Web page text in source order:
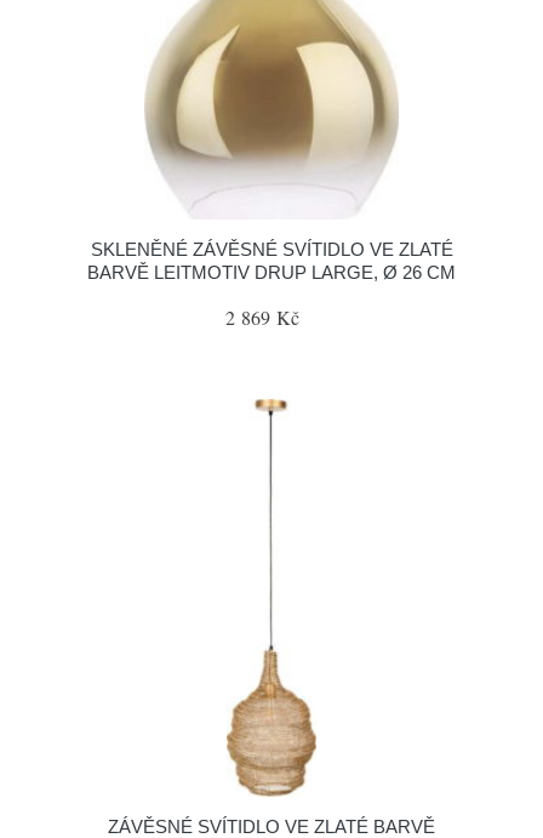
SKLENĚNÉ ZÁVĚSNÉ SVÍTIDLO VE ZLATÉ
BARVĚ LEITMOTIV DRUP LARGE, Ø 26 CM
2 869 Kč
ZÁVĚSNÉ SVÍTIDLO VE ZLATÉ BARVĚ